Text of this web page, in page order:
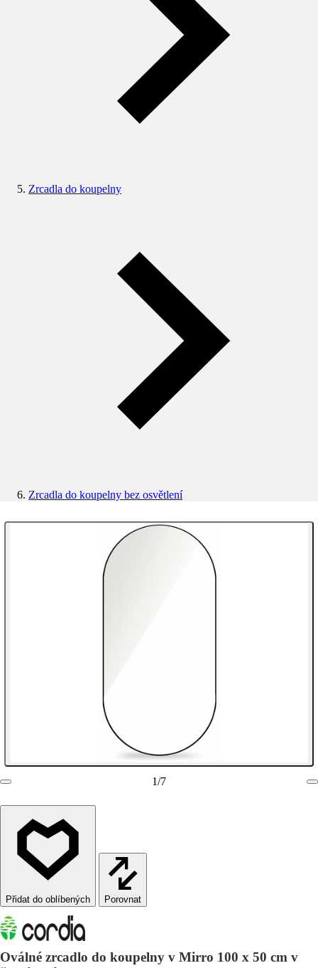
Zrcadla do koupelny
Zrcadla do koupelny bez osvětlení
1/7
Porovnat
Oválné zrcadlo do koupelny v Mirro 100 x 50 cm v